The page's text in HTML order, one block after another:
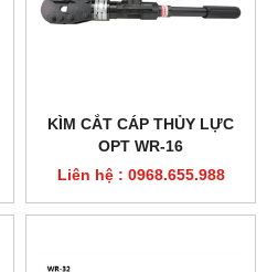
KÌM CẮT CÁP THÉP THỦY